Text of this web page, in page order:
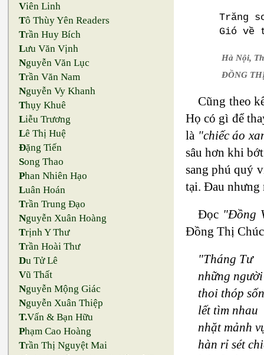
Viên Linh
Tô Thùy Yên Readers
Trần Huy Bích
Lưu Văn Vịnh
Nguyễn Văn Lục
Trần Văn Nam
Nguyễn Vy Khanh
Thụy Khuê
Liễu Trương
Lê Thị Huệ
Đặng Tiến
Song Thao
Phan Nhiên Hạo
Luân Hoán
Trần Trung Đạo
Nguyễn Xuân Hoàng
Trịnh Y Thư
Trần Hoài Thư
Du Tử Lê
Vũ Thất
Nguyễn Mộng Giác
Nguyễn Xuân Thiệp
T.Vấn & Bạn Hữu
Phạm Cao Hoàng
Trần Thị Nguyệt Mai
Trăng
Gió về
Hà Nội,
ĐỒNG
Cũng theo
Họ có gì để
là "chiếc áo
sâu hơn khi
sang phú quý
tại. Đau nhưng
Đọc "Đồng
Đồng Thị
"Tháng Tư
những
thoi thóp
lết tìm nhau
nhặt mảnh
hàn rỉ sét